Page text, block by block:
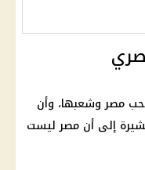
مصر وشعبها، وأن
مشيرة إلى أن مصر ليست